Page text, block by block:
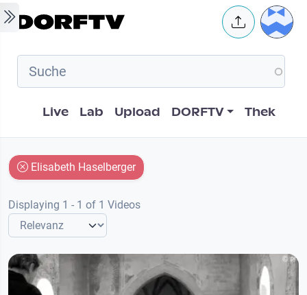
Skip to main content User
Hauptnavigation
Live Lab Upload DORFTV Thek
Elisabeth Haselberger
Displaying 1 - 1 of 1 Videos